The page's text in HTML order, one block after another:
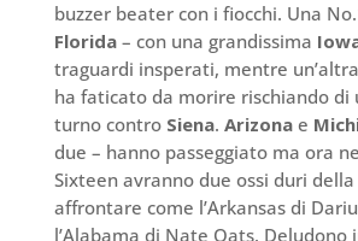
buzzer beater con i fiocchi. Una
Florida– con una grandissima
traguardi insperati, mentre
ha faticato da morire rischiando di
turno contro Siena. Arizonae
due – hanno passeggiato ma ora
Sixteen avranno due ossi duri della
affrontare come l’Arkansas di
l’Alabama di Nate Oats. Deludono